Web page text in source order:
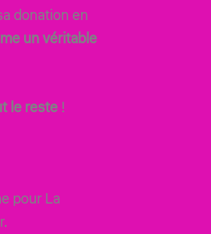
donation en
un véritable
le reste!
pour La